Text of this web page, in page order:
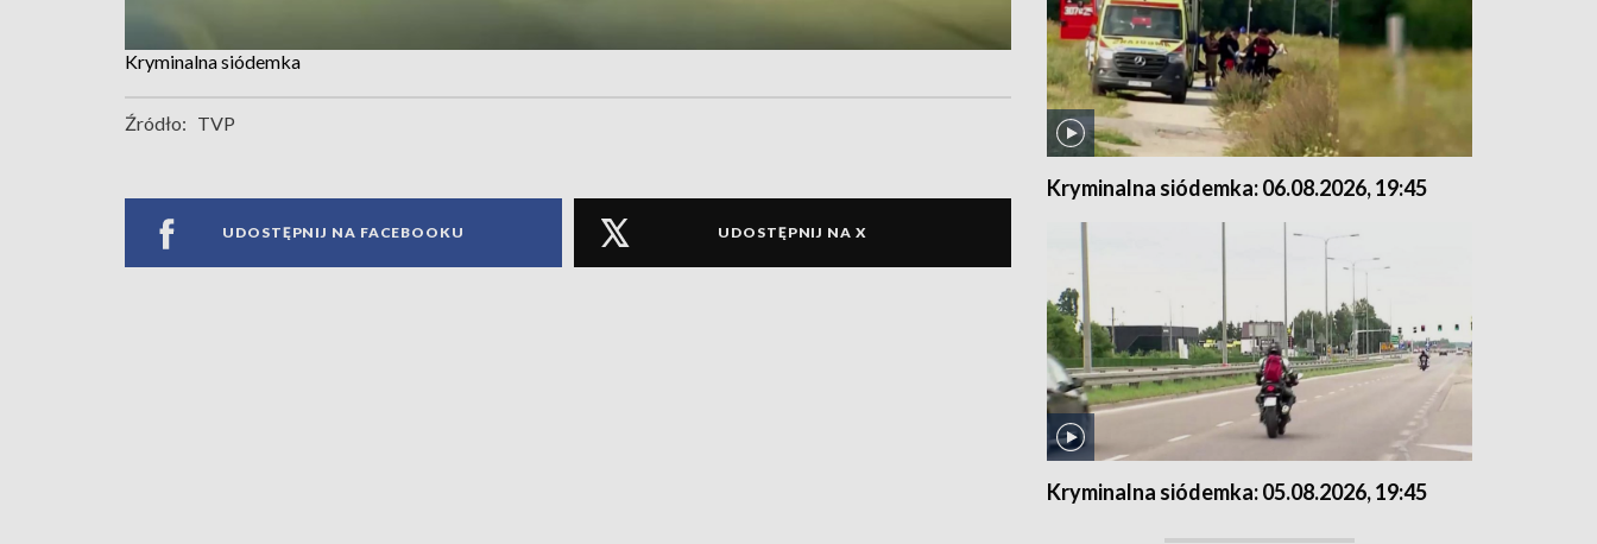
Kryminalna siódemka
Źródło: TVP
UDOSTĘPNIJ NA FACEBOOKU UDOSTĘPNIJ NA X
Kryminalna siódemka: 06.08.2026, 19:45
Kryminalna siódemka: 05.08.2026, 19:45